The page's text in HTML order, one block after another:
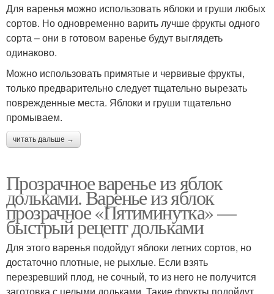
Для варенья можно использовать яблоки и груши любых
сортов. Но одновременно варить лучше фрукты одного
сорта – они в готовом варенье будут выглядеть
одинаково.
Можно использовать примятые и червивые фрукты,
только предварительно следует тщательно вырезать
поврежденные места. Яблоки и груши тщательно
промываем.
читать дальше →
Прозрачное варенье из яблок
дольками. Варенье из яблок
прозрачное «Пятиминутка» —
быстрый рецепт дольками
Для этого варенья подойдут яблоки летних сортов, но
достаточно плотные, не рыхлые. Если взять
перезревший плод, не сочный, то из него не получится